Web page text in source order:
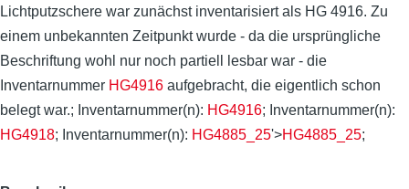
Lichtputzschere war zunächst inventarisiert als HG 4916. Zu
einem unbekannten Zeitpunkt wurde - da die ursprüngliche
Beschriftung wohl nur noch partiell lesbar war - die
Inventarnummer HG4916 aufgebracht, die eigentlich schon
belegt war.; Inventarnummer(n): HG4916; Inventarnummer(n):
HG4918; Inventarnummer(n): HG4885_25'>HG4885_25;